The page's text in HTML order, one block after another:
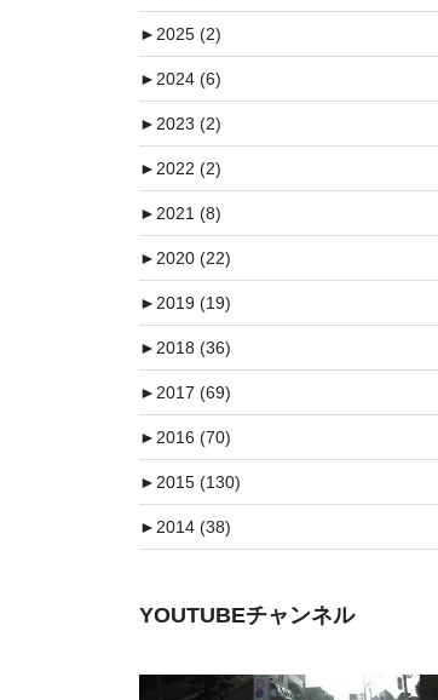
►2025 (2)
►2024 (6)
►2023 (2)
►2022 (2)
►2021 (8)
►2020 (22)
►2019 (19)
►2018 (36)
►2017 (69)
►2016 (70)
►2015 (130)
►2014 (38)
YOUTUBEチャンネル